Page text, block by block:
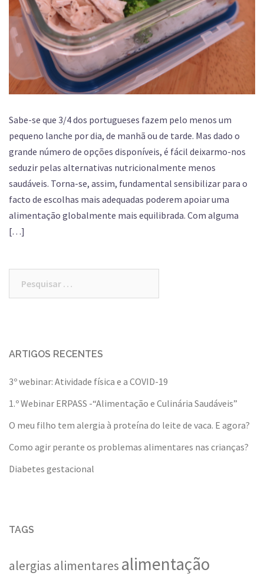
Sabe-se que 3/4 dos portugueses fazem pelo menos um
pequeno lanche por dia, de manhã ou de tarde. Mas dado o
grande número de opções disponíveis, é fácil deixarmo-nos
seduzir pelas alternativas nutricionalmente menos
saudáveis. Torna-se, assim, fundamental sensibilizar para o
facto de escolhas mais adequadas poderem apoiar uma
alimentação globalmente mais equilibrada. Com alguma
[…]
ARTIGOS RECENTES
3º webinar: Atividade física e a COVID-19
1.º Webinar ERPASS -“Alimentação e Culinária Saudáveis”
O meu filho tem alergia à proteína do leite de vaca. E agora?
Como agir perante os problemas alimentares nas crianças?
Diabetes gestacional
TAGS
alergias alimentares alimentação